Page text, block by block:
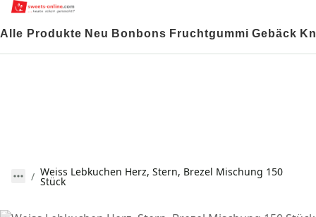
Alle Produkte Neu Bonbons Fruchtgummi Gebäck
Weiss Lebkuchen Herz, Stern, Brezel Mischung 150
Stück